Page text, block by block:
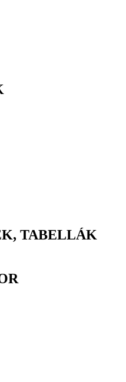
TABELLÁK